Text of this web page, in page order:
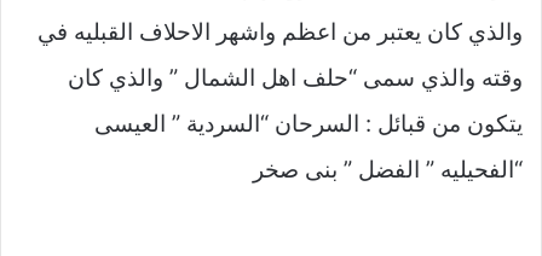
والذي كان يعتبر من اعظم واشهر الاحلاف القبليه في
وقته والذي سمى “حلف اهل الشمال ” والذي كان
يتكون من قبائل : السرحان “السردية ” العيسى
“الفحيليه ” الفضل ” بنى صخر